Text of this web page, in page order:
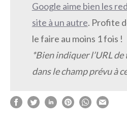
Google aime bien les
site à un autre. Profite
le faire au moins 1 fois !
*Bien indiquer l’URL
dans le champ prévu à